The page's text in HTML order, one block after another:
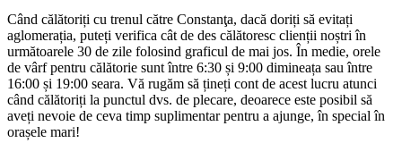
Când călătoriți cu trenul către Constanţa, dacă doriți să evitați
aglomerația, puteți verifica cât de des călătoresc clienții noștri în
următoarele 30 de zile folosind graficul de mai jos. În medie, orele
de vârf pentru călătorie sunt între 6:30 și 9:00 dimineața sau între
16:00 și 19:00 seara. Vă rugăm să țineți cont de acest lucru atunci
când călătoriți la punctul dvs. de plecare, deoarece este posibil să
aveți nevoie de ceva timp suplimentar pentru a ajunge, în special în
orașele mari!